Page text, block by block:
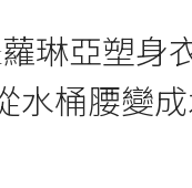
蘿琳亞塑
桶腰變成